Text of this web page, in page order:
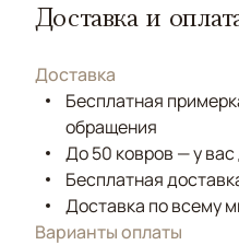
Доставка и
Доставка
Бесплатная
обращения
До 50 ковров — у
Бесплатная
Доставка по всему
Варианты оплаты